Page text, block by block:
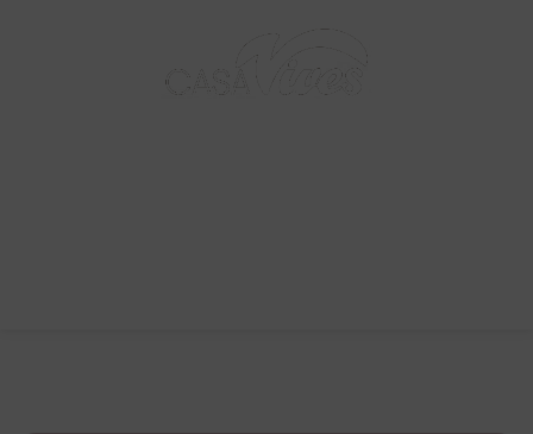
BARCELONA - 1895